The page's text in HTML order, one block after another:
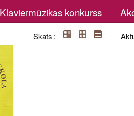
Klaviermūzikas konkurss
Skats :